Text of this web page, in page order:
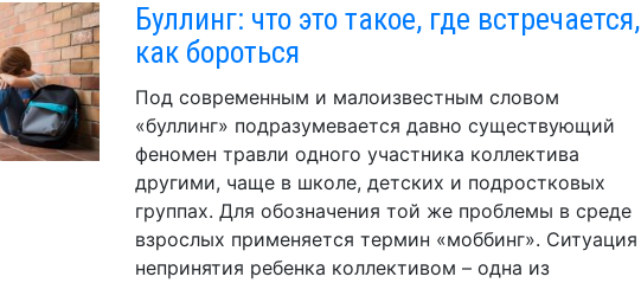
Буллинг: что это такое, где встречается,
как бороться
Под современным и малоизвестным словом
«буллинг» подразумевается давно существующий
феномен травли одного участника коллектива
другими, чаще в школе, детских и подростковых
группах. Для обозначения той же проблемы в среде
взрослых применяется термин «моббинг». Ситуация
непринятия ребенка коллективом – одна из